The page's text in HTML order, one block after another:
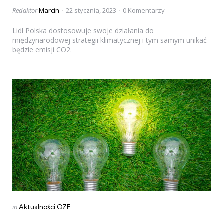
Posted
RedaktorMarcin 22 stycznia, 2023 0 Komentarzy
Lidl Polska dostosowuje swoje działania do
międzynarodowej strategii klimatycznej i tym samym unikać
będzie emisji CO2.
Categories
Posted
inAktualności OZE